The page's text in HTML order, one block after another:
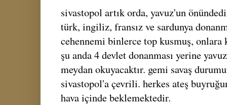
sivastopol artık orda, yavuz'un
türk, ingiliz, fransız ve sardunya
cehennemi binlerce top kusmuş,
şu anda 4 devlet donanması yerine
meydan okuyacaktır. gemi savaş
sivastopol'a çevrili. herkes ateş
hava içinde beklemektedir.